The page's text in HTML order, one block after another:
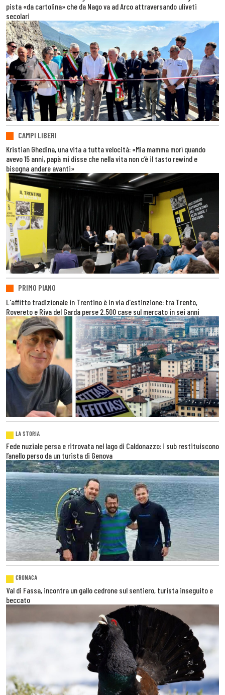
pista «da cartolina» che da Nago va ad Arco attraversando uliveti
secolari
CAMPI LIBERI
Kristian Ghedina, una vita a tutta velocità: «Mia mamma morì quando
avevo 15 anni, papà mi disse che nella vita non c’è il tasto rewind e
bisogna andare avanti»
PRIMO PIANO
L'affitto tradizionale in Trentino è in via d'estinzione: tra Trento,
Rovereto e Riva del Garda perse 2.500 case sul mercato in sei anni
LA STORIA
Fede nuziale persa e ritrovata nel lago di Caldonazzo: i sub restituiscono
l’anello perso da un turista di Genova
CRONACA
Val di Fassa, incontra un gallo cedrone sul sentiero, turista inseguito e
beccato